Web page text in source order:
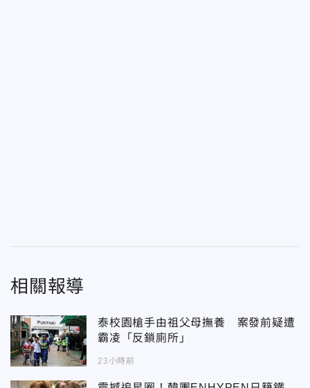
相關報導
泰校園槍手由祖父母撫養 案發前疑遭
霸凌「反鎖廁所」
23小時前